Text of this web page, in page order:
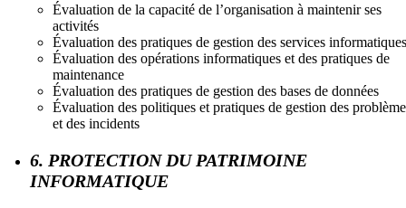
Évaluation de la capacité de l’organisation à maintenir ses
activités
Évaluation des pratiques de gestion des services informatiques
Évaluation des opérations informatiques et des pratiques de
maintenance
Évaluation des pratiques de gestion des bases de données
Évaluation des politiques et pratiques de gestion des
et des incidents
6. PROTECTION DU PATRIMOINE
INFORMATIQUE